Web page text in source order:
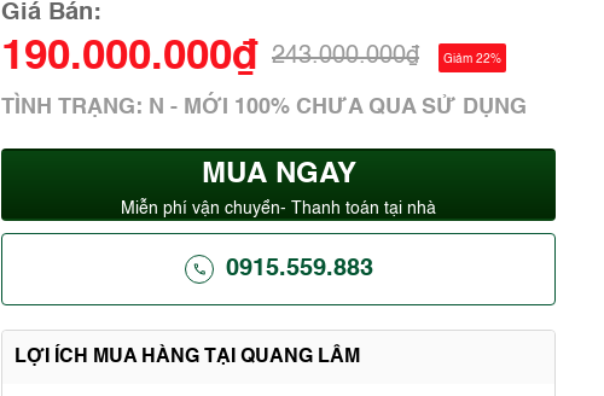
Giá Bán:
190.000.000₫ 243.000.000₫ Giảm 22%
TÌNH TRẠNG: N - MỚI 100% CHƯA QUA SỬ DỤNG
MUA NGAY
Miễn phí vận chuyển- Thanh toán tại nhà
0915.559.883
LỢI ÍCH MUA HÀNG TẠI QUANG LÂM